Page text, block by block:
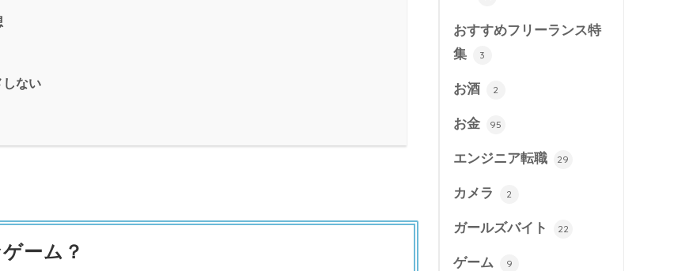
しない
ーム？
おすすめフリーランス特
集
3
お酒 2
お金 95
エンジニア転職 29
カメラ 2
ガールズバイト 22
ゲーム 9